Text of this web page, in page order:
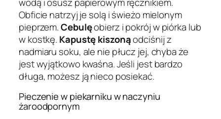
Obficie natrzyj je solą i świeżo mielonym
pieprzem.Cebulęobierz i pokrój w piórka lub
w kostkę. Kapustę kiszonąodciśnij z
nadmiaru soku, ale nie płucz jej, chyba że
jest wyjątkowo kwaśna. Jeśli jest bardzo
długa, możesz ją nieco posiekać.
Pieczenie w piekarniku w naczyniu
żaroodpornym